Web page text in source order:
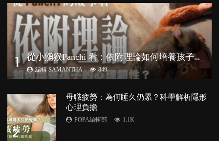
1 從
小獼猴Panchi 看：依附理論如何培養孩子心理韌性？
編輯 SAMANTHA 849
2
母職疲勞：為何睡久仍累？科學解析隱形
心理負擔
POPA編輯部 1.1K